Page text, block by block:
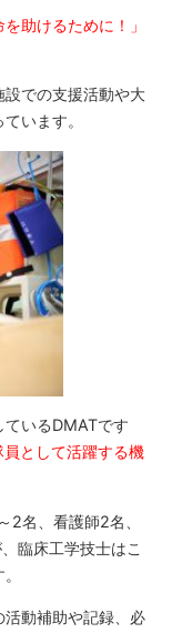
助けるために！」
での支援活動や大
います。
ているDMATです
として活躍する機
2名、看護師2名、
臨床工学技士はこ
動補助や記録、必